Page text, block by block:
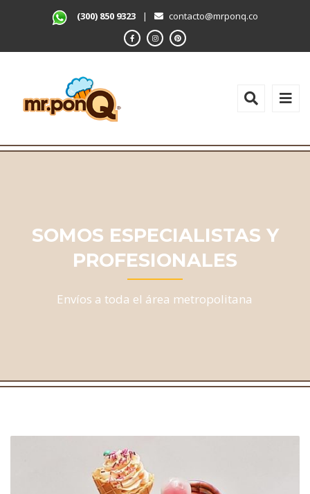
(300) 850 9323 | contacto@mrponq.co
SOMOS ESPECIALISTAS Y
PROFESIONALES
Envíos a toda el área metropolitana